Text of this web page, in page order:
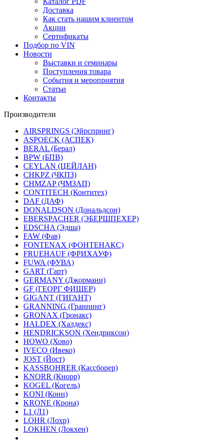
Доставка
Как стать нашим клиентом
Акции
Сертификаты
Подбор по VIN
Новости
Выставки и семинары
Поступления товара
События и мероприятия
Статьи
Контакты
Производители
AIRSPRINGS (Эйрспринг)
ASPOECK (АСПЕК)
BERAL (Берал)
BPW (БПВ)
CEYLAN (ЦЕЙЛАН)
CHKPZ (ЧКПЗ)
CHMZAP (ЧМЗАП)
CONTITECH (Контитех)
DAF (ДАФ)
DONALDSON (Дональдсон)
EBERSPACHER (ЭБЕРШПЕХЕР)
EDSCHA (Эдша)
FAW (Фав)
FONTENAX (ФОНТЕНАКС)
FRUEHAUF (ФРИХАУФ)
FUWA (ФУВА)
GART (Гарт)
GERMANY (Джормани)
GF (ГЕОРГ ФИШЕР)
GIGANT (ГИГАНТ)
GRANNING (Граннинг)
GRONAX (Гронакс)
HALDEX (Халдекс)
HENDRICKSON (Хендриксон)
HOWO (Хово)
IVECO (Ивеко)
JOST (Йост)
KASSBOHRER (Касcборер)
KNORR (Кнорр)
KOGEL (Когель)
KONI (Кони)
KRONE (Крона)
L1 (Л1)
LOHR (Лохр)
LOKHEN (Локхен)